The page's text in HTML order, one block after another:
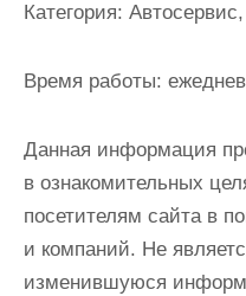
Категория:
Время работы:
Данная информация
в ознакомительных
посетителям сайта в
и компаний. Не
изменившуюся